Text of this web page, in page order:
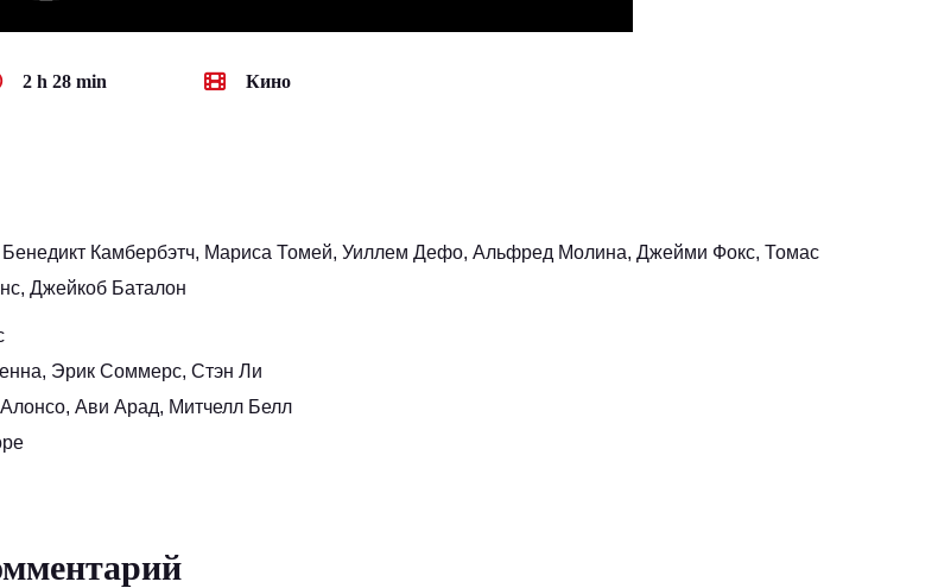
2 h 28 min Кино
Камбербэтч, Мариса Томей, Уиллем Дефо, Альфред Молина, Джейми Фокс, Томас
Джейкоб Баталон
Эрик Соммерс, Стэн Ли
Ави Арад, Митчелл Белл